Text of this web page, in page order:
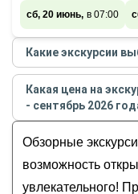
сб, 20 июнь, в 07:00
Какие экскурсии
Самые
августе - сентябре
Загадочный
Уругвай 3 в 1:
Пунта-дель-
Монтевидео:
Какая цена на
- сентябрь 2026
сентябрь 2026
Обзорные
возможность
увлекательного!